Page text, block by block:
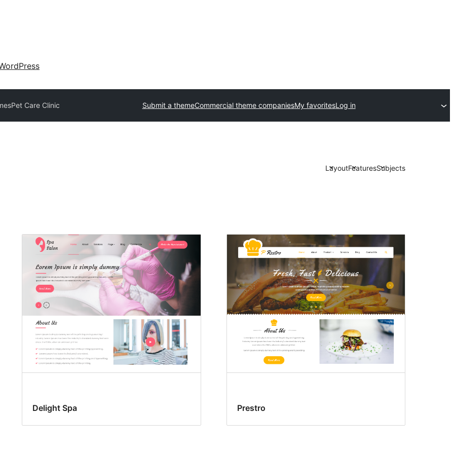
Pet Care Clinic Submit a themeCommercial theme companiesMy favoritesLog in
LayoutFeaturesSubjects
Delight Spa Prestro